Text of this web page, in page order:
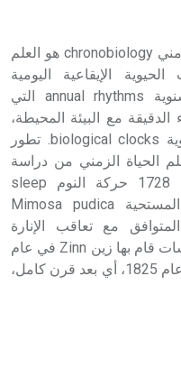
الحياة الزمني (علم -) علم الحياة الزمني chronobiology هو العلم
الإيقاعية اليومية
circadian rhythms والفصلية والسنوية annual rhythms التي
الدقيقة مع البيئة المحيطة،
وهو ما يعرف عادة بالساعات الحيوية biological clocks. تطور
الحياة الزمني من دراسة
الفرنسي دوميران Demairan عام 1728 حركة النوم sleep
movement اليومية لأوراق نبات المستحية Mimosa pudica
مع تعاقب الإنارة
والظلمة، أو النهار والليل، وأيدت دراسات قام بها زين Zinn في عام
1759، ودو كاندول De Candole في عام 1825، أي بعد قرن كامل،